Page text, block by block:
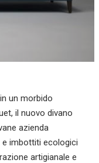
un morbido
il nuovo divano
azienda
e imbottiti ecologici
artigianale e